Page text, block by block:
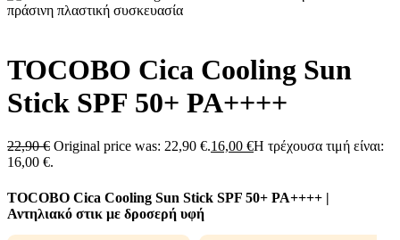
TOCOBO Cica Cooling Sun
Stick SPF 50+ PA++++
22,90€ Original price was: 22,90 €.16,00 €Η τρέχουσα τιμή είναι:
16,00 €.
TOCOBO Cica Cooling Sun Stick SPF 50+ PA++++ |
Αντηλιακό στικ με δροσερή υφή